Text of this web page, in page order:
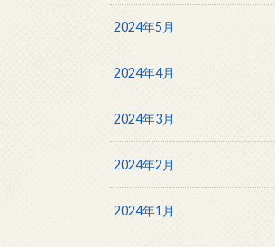
2024年5月
2024年4月
2024年3月
2024年2月
2024年1月